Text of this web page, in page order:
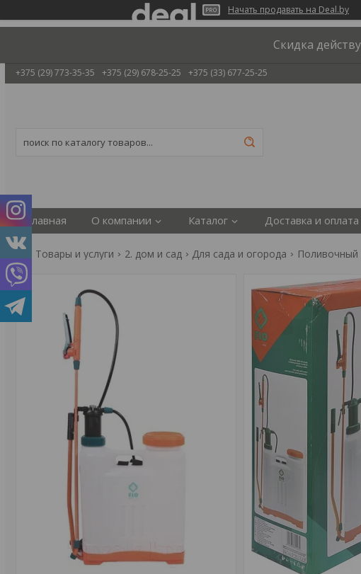
Начать продавать на Deal.by
Скидка
+375 (29) 773-35-35 +375 (29) 678-25-25 +375 (33) 677-25-25
Главная О компании Каталог Доставка и оплата
Товары и услуги 2. дом и сад Для сада и огорода Поливочный